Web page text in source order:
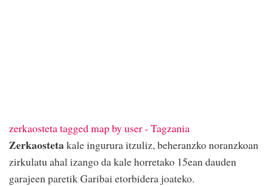
zerkaosteta tagged map by user - Tagzania
Zerkaostetakale ingurura itzuliz, beheranzko noranzkoan
zirkulatu ahal izango da kale horretako 15ean dauden
garajeen paretik Garibai etorbidera joateko.